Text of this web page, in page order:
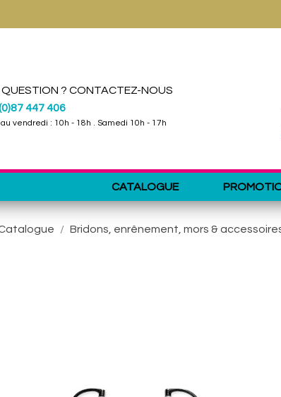
QUESTION ? CONTACTEZ-NOUS
447 406
vendredi : 10h - 18h . Samedi 10h - 17h
CATALOGUE
Bridons, enrênement, mors &